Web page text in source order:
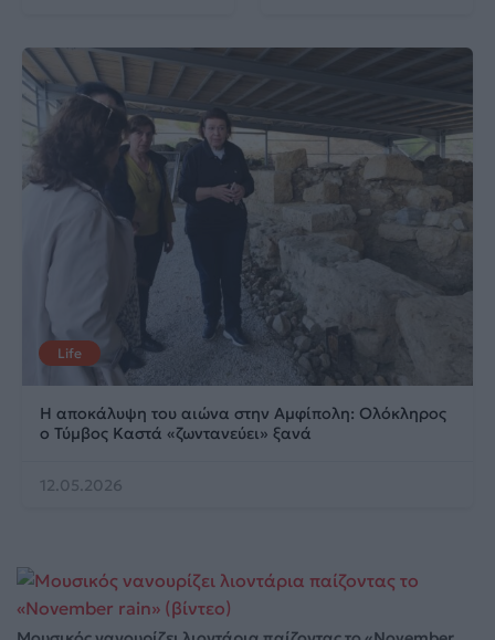
Life
Η αποκάλυψη του αιώνα στην Αμφίπολη: Ολόκληρος
ο Τύμβος Καστά «ζωντανεύει» ξανά
12.05.2026